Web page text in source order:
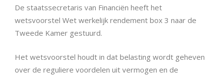
De staatssecretaris van Financiën heeft het
wetsvoorstel Wet werkelijk rendement box 3 naar de
Tweede Kamer gestuurd.
Het wetsvoorstel houdt in dat belasting wordt geheven
over de reguliere voordelen uit vermogen en de